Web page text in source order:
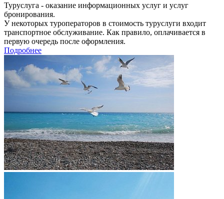
Туруслуга - оказание информационных услуг и услуг
бронирования.
У некоторых туроператоров в стоимость туруслуги входит
транспортное обслуживание. Как правило, оплачивается в
первую очередь после оформления.
Подробнее